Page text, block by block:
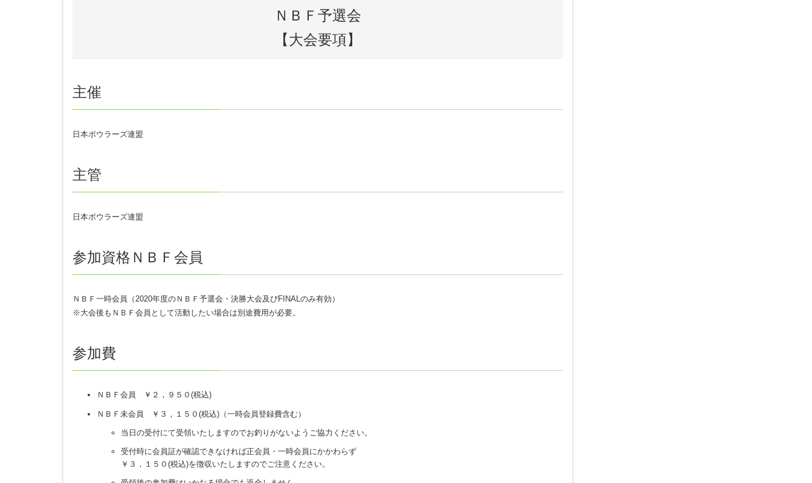
参加部門（必須）
注意事項
ROUND1 GRAND CHAMPIONSHIP BOWLING 2020に関する注意事項
今大会（予選会・NBF決勝大会・FINAL含む）に関する告知はすべてNBF大会特設ホームページ上で行います。
個人情報は、基本的にこの大会（決勝大会・FINALを含む）の運営の目的のみに使用されますが、氏名、居住地及び当方で取得した競技
実績や画像はメディア用に使用する場合があります。
す。
選手はNBF・JBCの開催する予選会に複数回参加することが出来ますが、参加部門は一度選択したらそれ以降のは両団体の予選会に他部
2020年1月1日時点でプロ資格（JPBA・PBA）を保持している選手は、それ以降に資格を返上したとしても、一時会員登録することはで
きません。
NBF決勝大会・FINALへの出場資格を得た後、NBF会員資格を喪失した場合、出場資格も喪失します。
各予選大会の申込期限は大会2か月前から開始、1カ月前に締切となるので申込期限を厳守すること。
期限前・期限後の申込は無効となります。
（一部予選会に例外がありますので各予選会ページで詳細をご確認ください。）
同意
ＮＢＦ予選会
【大会要項】
主催
日本ボウラーズ連盟
主管
日本ボウラーズ連盟
参加資格ＮＢＦ会員
ＮＢＦ一時会員（2020年度のＮＢＦ予選会・決勝大会及びFINALのみ有効）
※大会後もＮＢＦ会員として活動したい場合は別途費用が必要。
参加費
ＮＢＦ会員 ￥２，９５０ (税込)
ＮＢＦ未会員 ￥３，１５０ (税込) （一時会員登録費含む）
当日の受付にて受領いたしますのでお釣りがないようご協力ください。
受付時に会員証が確認できなければ正会員・一時会員にかかわらず
￥３，１５０ (税込)を徴収いたしますのでご注意ください。